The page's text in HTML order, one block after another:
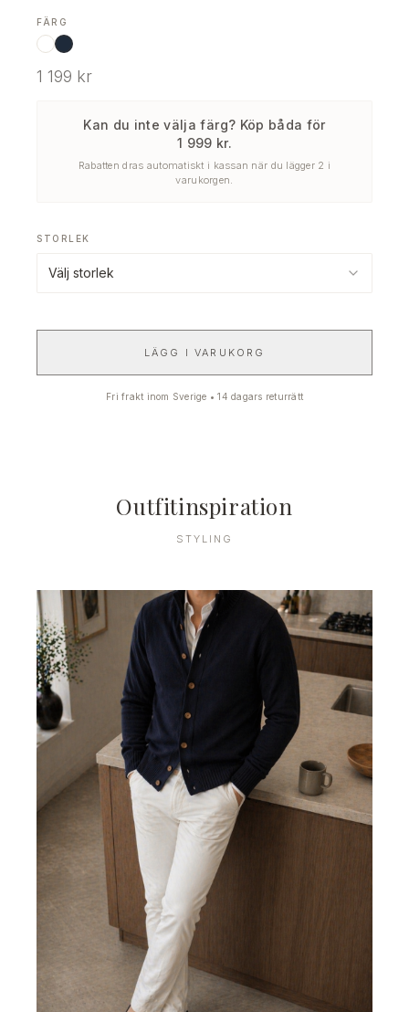
FÄRG
1 199 kr
Kan du inte välja färg? Köp båda för
1 999 kr.
Rabatten dras automatiskt i kassan när du lägger 2 i
varukorgen.
STORLEK
Välj storlek
LÄGG I VARUKORG
Fri frakt inom Sverige • 14 dagars returrätt
Outfitinspiration
STYLING